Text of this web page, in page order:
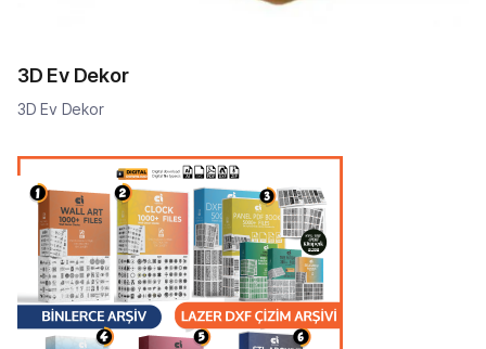
3D Ev Dekor
3D Ev Dekor